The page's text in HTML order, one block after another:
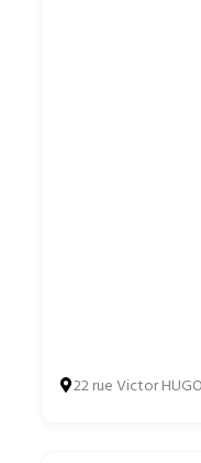
22 rue Victor